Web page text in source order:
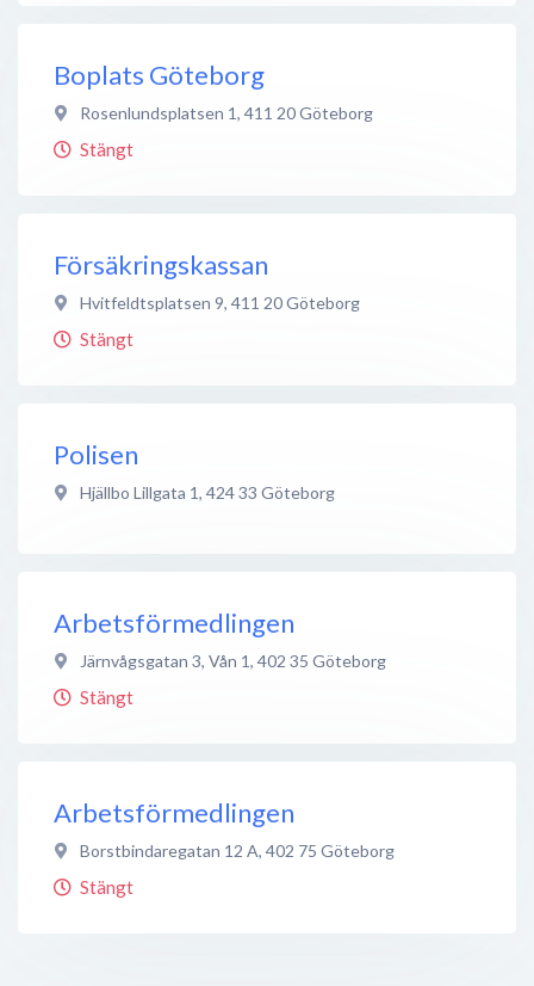
Boplats Göteborg
Rosenlundsplatsen 1, 411 20Göteborg
Stängt
Försäkringskassan
Hvitfeldtsplatsen 9, 411 20Göteborg
Stängt
Polisen
Hjällbo Lillgata 1, 424 33 Göteborg
Arbetsförmedlingen
Järnvågsgatan 3, Vån 1, 402 35 Göteborg
Stängt
Arbetsförmedlingen
Borstbindaregatan 12 A, 402 75 Göteborg
Stängt